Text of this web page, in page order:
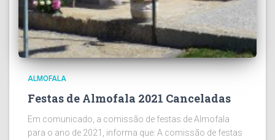
ALMOFALA
Festas de Almofala 2021 Canceladas
Em comunicado, a comissão de festas de Almofala
para o ano de 2021, informa que: A comissão de festas